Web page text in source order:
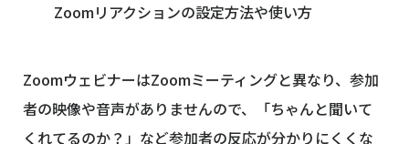
Zoomリアクションの設定方法や使い方
ZoomウェビナーはZoomミーティングと異なり、参加
者の映像や音声がありませんので、「ちゃんと聞いて
くれてるのか？」など参加者の反応が分かりにくくな